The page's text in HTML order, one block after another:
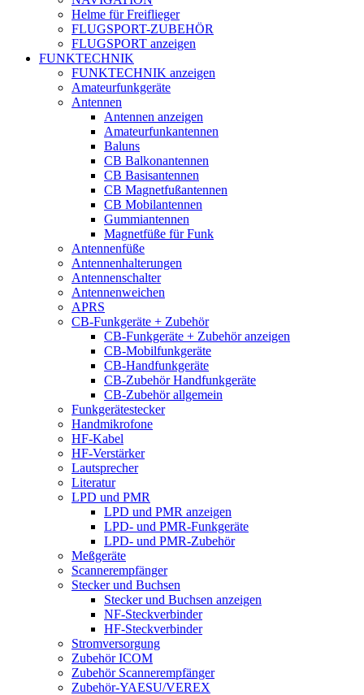
Helme für Freiflieger
FLUGSPORT-ZUBEHÖR
FLUGSPORT anzeigen
FUNKTECHNIK
FUNKTECHNIK anzeigen
Amateurfunkgeräte
Antennen
Antennen anzeigen
Amateurfunkantennen
Baluns
CB Balkonantennen
CB Basisantennen
CB Magnetfußantennen
CB Mobilantennen
Gummiantennen
Magnetfüße für Funk
Antennenfüße
Antennenhalterungen
Antennenschalter
Antennenweichen
APRS
CB-Funkgeräte + Zubehör
CB-Funkgeräte + Zubehör anzeigen
CB-Mobilfunkgeräte
CB-Handfunkgeräte
CB-Zubehör Handfunkgeräte
CB-Zubehör allgemein
Funkgerätestecker
Handmikrofone
HF-Kabel
HF-Verstärker
Lautsprecher
Literatur
LPD und PMR
LPD und PMR anzeigen
LPD- und PMR-Funkgeräte
LPD- und PMR-Zubehör
Meßgeräte
Scannerempfänger
Stecker und Buchsen
Stecker und Buchsen anzeigen
NF-Steckverbinder
HF-Steckverbinder
Stromversorgung
Zubehör ICOM
Zubehör Scannerempfänger
Zubehör-YAESU/VEREX